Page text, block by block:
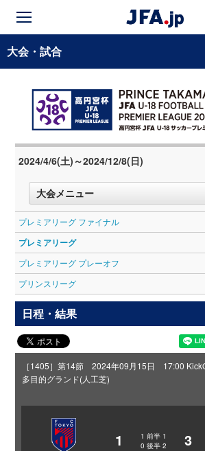
大会・試合
2024/4/6(土)～2024/12/8(日)
大会メニュー
プレミアリーグ ファイナル
プレミアリーグ
プレミアリーグ プレーオフ
プリンスリーグ
日程・結果
［1405］第14節 2024年09月15日 17:00
多目的グランド(人工芝)
1 1 前半 1
0 後半 2 3